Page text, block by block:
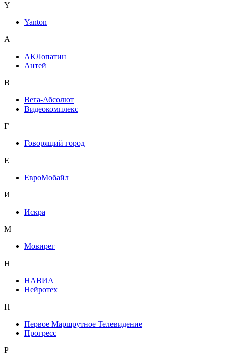
Y
Yanton
А
АКЛопатин
Антей
В
Вега-Абсолют
Видеокомплекс
Г
Говорящий город
Е
ЕвроМобайл
И
Искра
М
Мовирег
Н
НАВИА
Нейротех
П
Первое Маршрутное Телевидение
Прогресс
Р